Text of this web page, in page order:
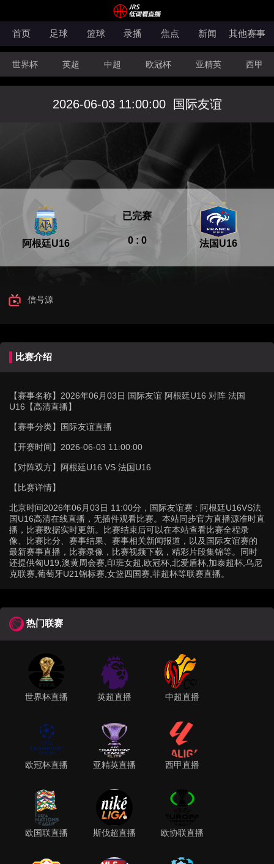
首页 足球 篮球 录播 焦点 新闻 其他赛事
世界杯 英超 中超 欧冠杯 亚精英 西甲
韩K联 法甲 科索沃超 意甲 世亚预 中甲
法罗超 日职联 NBA CBA
2026-06-03 11:00:00 国际友谊
阿根廷U16 0 : 0
已完赛
法国U16
信号源
比赛介绍
【赛事名称】 2026年06月03日 国际友谊 阿根廷U16 对阵 法国
U16【高清直播】
【赛事分类】 国际友谊直播
【开赛时间】 2026-06-03 11:00:00
【对阵双方】 阿根廷U16 VS 法国U16
【比赛详情】
北京时间2026年06月03日 11:00分，国际友谊赛 : 阿根廷U16VS法
国U16高清在线直播，无插件观看比赛。本站同步官方直播源准时直
播，比赛数据实时更新。比赛结束后可以在本站查看比赛全程录
像、比赛比分、赛事结果、赛事相关新闻报道，以及国际友谊赛的
最新赛事直播，比赛录像，比赛视频下载，精彩片段集锦等。同时
还提供匈U19,澳黄周会赛,印班女超,欧冠杯,北爱盾杯,加泰超杯,乌尼
克联赛,葡萄牙U21锦标赛,女篮四国赛,菲超杯等联赛直播。
热门联赛
世界杯直播 英超直播 中超直播
欧冠杯直播 亚精英直播 西甲直播
欧国联直播 斯伐超直播 欧协联直播